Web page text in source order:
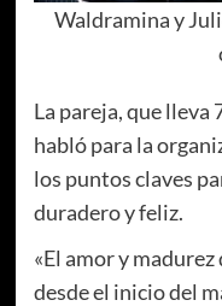
Waldramina y
La pareja, que lleva
habló para la
los puntos claves
duradero y feliz.
«El amor y
desde el inicio del